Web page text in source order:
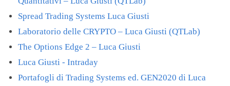
Spread Trading Systems Luca Giusti
Laboratorio delle CRYPTO – Luca Giusti (QTLab)
The Options Edge 2 – Luca Giusti
Luca Giusti - Intraday
Portafogli di Trading Systems ed. GEN2020 di Luca